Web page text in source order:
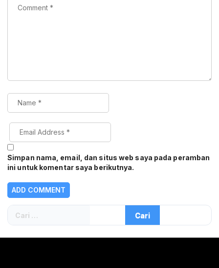
Simpan nama, email, dan situs web saya pada peramban
ini untuk komentar saya berikutnya.
Cari
untuk: